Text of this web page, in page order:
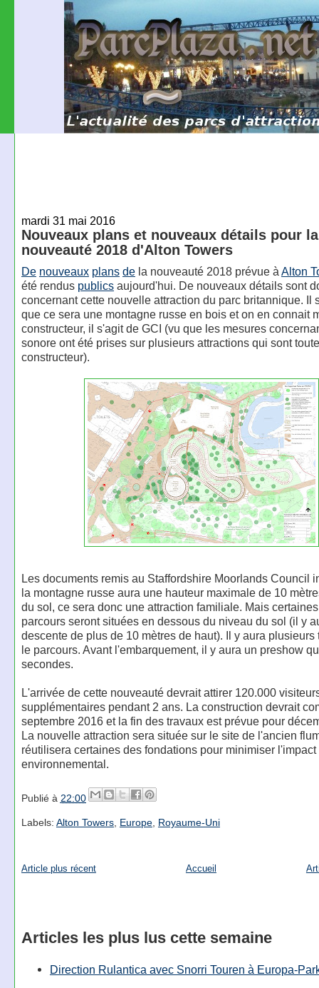
mardi 31 mai 2016
Nouveaux plans et nouveaux détails pour la
nouveauté 2018 d'Alton Towers
De nouveaux plans dela nouveauté 2018 prévue à Alton
été rendus publicsaujourd'hui. De nouveaux détails sont
concernant cette nouvelle attraction du parc britannique. Il
que ce sera une montagne russe en bois et on en connait
constructeur, il s'agit de GCI (vu que les mesures
sonore ont été prises sur plusieurs attractions qui sont
constructeur).
Les documents remis au Staffordshire Moorlands Council
la montagne russe aura une hauteur maximale de 10
du sol, ce sera donc une attraction familiale. Mais
parcours seront situées en dessous du niveau du sol (il y
descente de plus de 10 mètres de haut). Il y aura plusieurs
le parcours. Avant l'embarquement, il y aura un preshow
secondes.
L'arrivée de cette nouveauté devrait attirer 120.000
supplémentaires pendant 2 ans. La construction devrait
septembre 2016 et la fin des travaux est prévue pour
La nouvelle attraction sera située sur le site de l'ancien
réutilisera certaines des fondations pour minimiser l'impact
environnemental.
Publié à 22:00
Labels: Alton Towers, Europe, Royaume-Uni
Article plus récent Accueil
Articles les plus lus cette semaine
Direction Rulantica avec Snorri Touren à Europa-